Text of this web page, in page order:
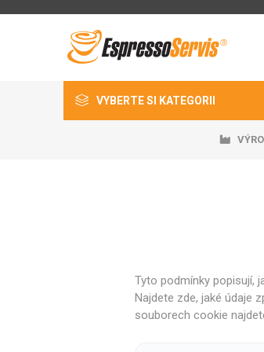
VYBERTE SI KATEGORII
Náhradní díly
Sanitace a dezinfekce
Tyto podmínky popisují,
Najdete zde, jaké údaje
souborech cookie